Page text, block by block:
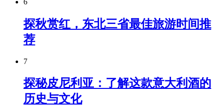
探秋赏红，东北三省最佳旅游时间推
荐
7
探秘皮尼利亚：了解这款意大利酒的
历史与文化